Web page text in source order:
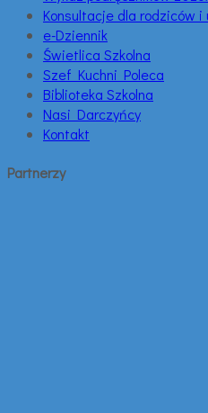
Konsultacje dla rodziców i
e-Dziennik
Świetlica Szkolna
Szef Kuchni Poleca
Biblioteka Szkolna
Nasi Darczyńcy
Kontakt
Partnerzy